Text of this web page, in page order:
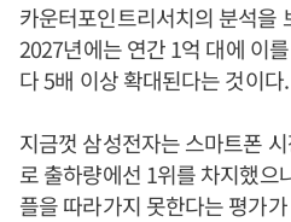
카운터포인트리서치의 분석을
2027년에는 연간 1억 대에 이
다 5배 이상 확대된다는 것이다.
지금껏 삼성전자는 스마트폰
로 출하량에선 1위를 차지했으
플을 따라가지 못한다는 평가